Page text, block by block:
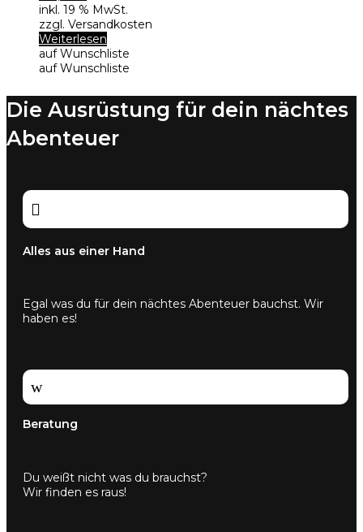
inkl. 19 % MwSt.
zzgl. Versandkosten
Weiterlesen
auf Wunschliste
auf Wunschliste
Die Ausrüstung für dein nächtes
Abenteuer

Alles aus einer Hand
Egal was du für dein nächtes Abenteuer bauchst. Wir
haben es!
w
Beratung
Du weißt nicht was du brauchst?
Wir finden es raus!